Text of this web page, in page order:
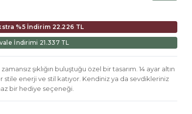
%5 İndirim 22.226 TL
İndirimi 21.337 TL
şıklığın buluştuğu özel bir tasarım. 14 ayar altın
stile enerji ve stil katıyor. Kendiniz ya da sevdikleriniz
bir hediye seçeneği.